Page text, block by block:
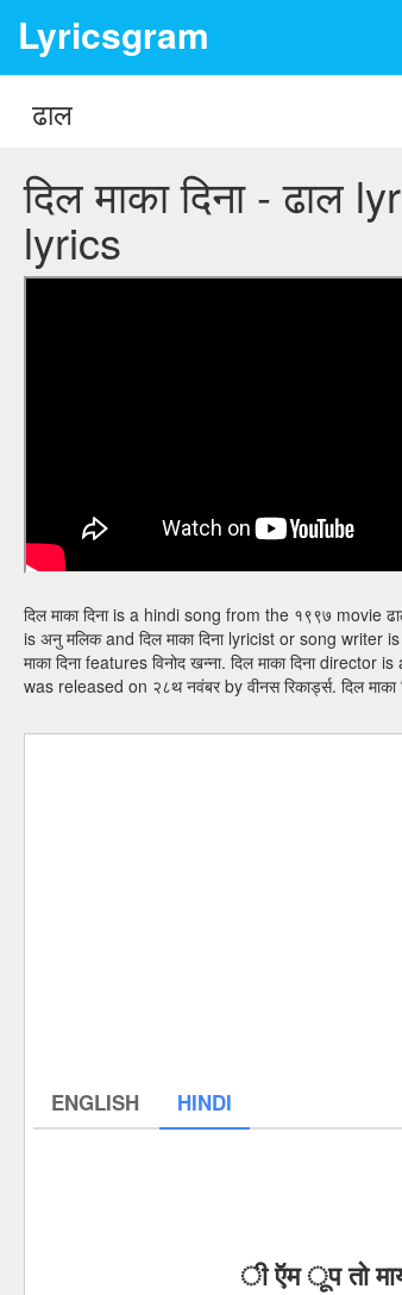
Lyricsgram
दिल माका दिना - ढाल
lyrics
दिल माका दिना is a hindi song from the १९९७ movie
is अनु मलिक and दिल माका दिना lyricist or song writer
माका दिना features विनोद खन्ना. दिल माका दिना
was released on २८थ नवंबर by वीनस रिकार्ड्स. दिल
ENGLISH HINDI
ी ऍम ूप तो माय